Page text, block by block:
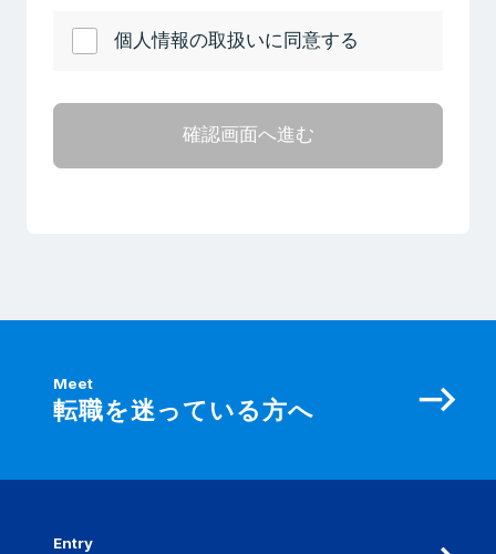
個人情報の取扱いに同意する
確認画面へ進む
Meet
転職を迷っている方へ
Entry